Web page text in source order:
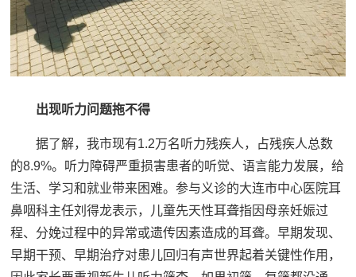
出现听力问题拖不得
据了解，我市现有1.2万名听力残疾人，占残疾人总数
的8.9%。听力障碍严重损害患者的听觉、语言能力发展，给
生活、学习和就业带来困难。参与义诊的大连市中心医院耳
鼻咽科主任刘得龙表示，儿童先天性耳聋指因母亲妊娠过
程、分娩过程中的异常或遗传因素造成的耳聋。早期发现、
早期干预、早期治疗对患儿回归有声世界起着关键性作用，